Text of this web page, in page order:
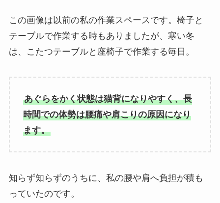
この画像は以前の私の作業スペースです。椅子と
テーブルで作業する時もありましたが、寒い冬
は、こたつテーブルと座椅子で作業する毎日。
あぐらをかく状態は猫背になりやすく、長
時間での体勢は腰痛や肩こりの原因になり
ます。
知らず知らずのうちに、私の腰や肩へ負担が積も
っていたのです。